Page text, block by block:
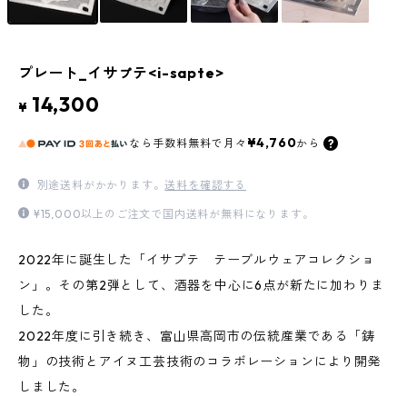
プレート_イサㇷ゚テ<i-sapte>
¥ 14,300
なら 手数料無料で 月々 ¥4,760から
別途送料がかかります。送料を確認する
¥15,000以上のご注文で国内送料が無料になります。
2022年に誕生した「イサプテ テーブルウェアコレクショ
ン」。その第2弾として、酒器を中心に6点が新たに加わりま
した。
2022年度に引き続き、富山県高岡市の伝統産業である「鋳
物」の技術とアイヌ工芸技術のコラボレーションにより開発
しました。